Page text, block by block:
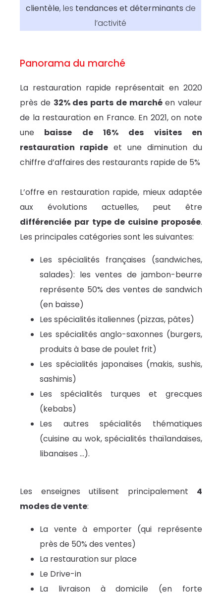
clientèle, les tendances et déterminants de
l’activité
Panorama du marché
La restauration rapide représentait en 2020
près de 32% des parts de marchéen valeur
de la restauration en France. En 2021, on note
une baisse de 16% des visites en
restauration rapide et une diminution du
chiffre d’affaires des restaurants rapide de 5%
L’offre en restauration rapide, mieux adaptée
aux évolutions actuelles, peut être
différenciée par type de cuisine proposée.
Les principales catégories sont les suivantes:
Les spécialités françaises (sandwiches,
salades): les ventes de jambon-beurre
représente 50% des ventes de sandwich
(en baisse)
Les spécialités italiennes (pizzas, pâtes)
Les spécialités anglo-saxonnes (burgers,
produits à base de poulet frit)
Les spécialités japonaises (makis, sushis,
sashimis)
Les spécialités turques et grecques
(kebabs)
Les autres spécialités thématiques
(cuisine au wok, spécialités thaïlandaises,
libanaises …).
Les enseignes utilisent principalement 4
modes de vente:
La vente à emporter (qui représente
près de 50% des ventes)
La restauration sur place
Le Drive-in
La livraison à domicile (en forte